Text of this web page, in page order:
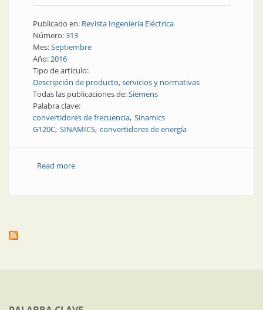
Publicado en: Revista Ingeniería Eléctrica
Número:313
Mes:Septiembre
Año:2016
Tipo de artículo:
Descripción de producto, servicios y normativas
Todas las publicaciones de:Siemens
Palabra clave:
convertidores de frecuencia Sinamics
G120C SINAMICS convertidores de energía
Read moreabout Producto | Siemens pone a dieta sus